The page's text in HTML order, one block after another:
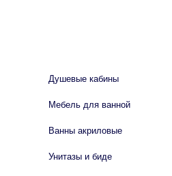
Душевые кабины
Мебель для ванной
Ванны акриловые
Унитазы и биде